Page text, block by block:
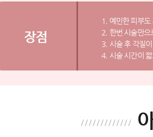
1. 예민한 피부
2. 한번 시술만으
3. 시술 후 각질
4. 시술 시간이
장점